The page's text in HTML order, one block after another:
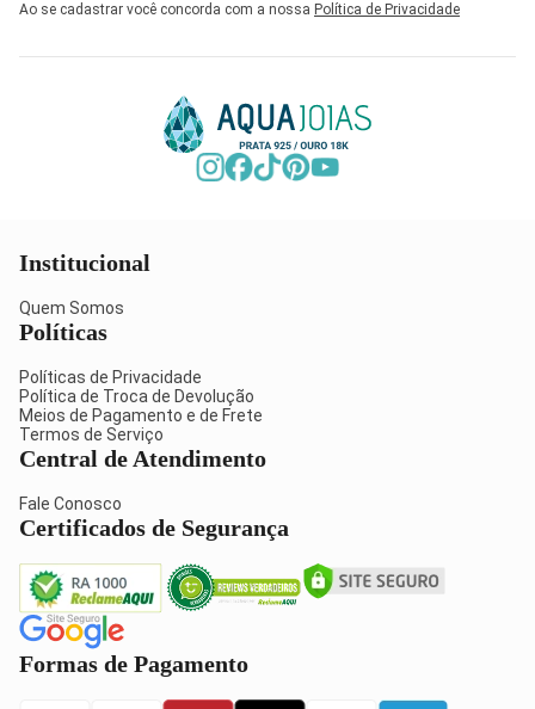
Ao se cadastrar você concorda com a nossa Política de Privacidade
Institucional
Quem Somos
Políticas
Políticas de Privacidade
Política de Troca de Devolução
Meios de Pagamento e de Frete
Termos de Serviço
Central de Atendimento
Fale Conosco
Certificados de Segurança
Formas de Pagamento